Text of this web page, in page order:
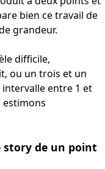
bien ce travail de
grandeur.
difficile,
ou un trois et un
entre 1 et
estimons
story de un point